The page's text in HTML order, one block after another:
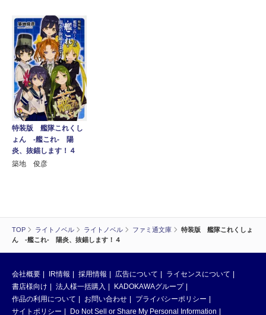
TOP ライトノベル ライトノベル ファミ通文庫
特装版 艦隊これくしょ
ん ‐艦これ‐ 陽炎、抜錨します！４
特装版 艦隊これくし
ょん ‐艦これ‐ 陽
炎、抜錨します！４
築地 俊彦
会社概要 IR情報 採用情報 広告について
ライセンスについて
書店様向け
法人様一括購入
KADOKAWAグループ
作品の利用について
お問い合わせ
プライバシーポリシー
サイトポリシー
Do Not Sell or Share My Personal Information